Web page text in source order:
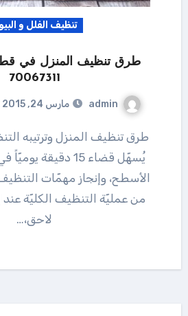
تنظيف الفلل و
طرق تنظيف المنزل في
70067311
admin مارس 24, 2015
طرق تنظيف المنزل وترتيبه التنظيف بشكل يومي
يُسهّل قضاء 15 دقيقة
الأسطح، وإنجاز مهمّات
من عمليّة التنظيف الكليّة
لاحق،…